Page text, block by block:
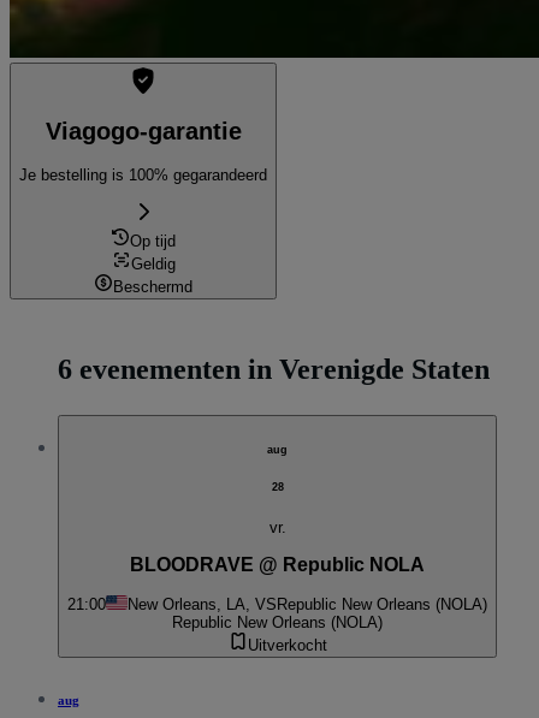
Viagogo-garantie
Je bestelling is 100% gegarandeerd
Op tijd
Geldig
Beschermd
6 evenementen in Verenigde Staten
aug
28
vr.
BLOODRAVE @ Republic NOLA
21:00 New Orleans, LA, VS Republic New Orleans (NOLA)
Republic New Orleans (NOLA)
Uitverkocht
aug